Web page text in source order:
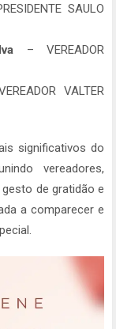
SAULO
– VEREADOR
VALTER
significativos do
vereadores,
de gratidão e
a comparecer e